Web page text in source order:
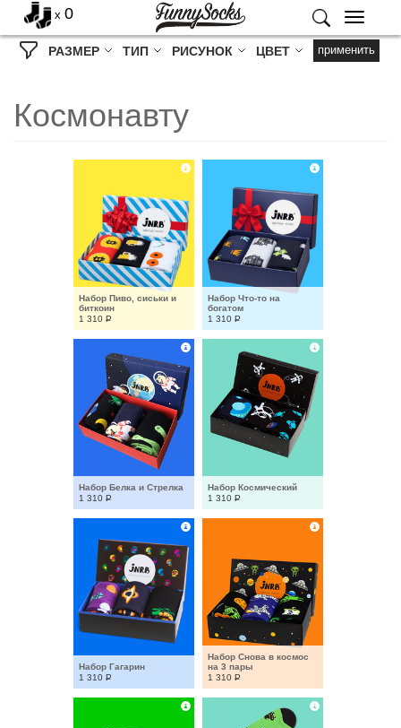
Меню
x 0
РАЗМЕР ТИП РИСУНОК ЦВЕТ применить
Космонавту
Набор Пиво, сиськи и
биткоин
1 310 Р
Набор Что-то на
богатом
1 310 Р
Набор Белка и Стрелка
1 310 Р
Набор Космический
1 310 Р
Набор Гагарин
1 310 Р
Набор Снова в космос
на 3 пары
1 310 Р